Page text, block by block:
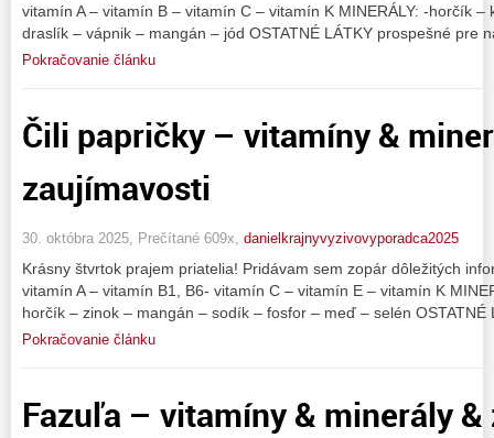
vitamín A – vitamín B – vitamín C – vitamín K MINERÁLY: -horčík
draslík – vápnik – mangán – jód OSTATNÉ LÁTKY prospešné pre
Pokračovanie článku
Čili papričky – vitamíny &
zaujímavosti
30. októbra 2025, Prečítané 609x, danielkrajnyvyzivovyporadca2025
Krásny štvrtok prajem priatelia! Pridávam sem zopár dôležitých
vitamín A – vitamín B1, B6- vitamín C – vitamín E – vitamín K
horčík – zinok – mangán – sodík – fosfor – meď – selén
Pokračovanie článku
Fazuľa – vitamíny & minerály